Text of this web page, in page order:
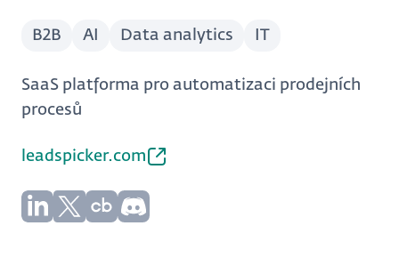
B2B AI Data analytics IT
SaaS platforma pro automatizaci prodejních
procesů
leadspicker.com